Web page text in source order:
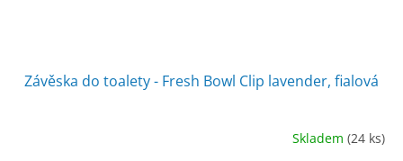
Závěska do toalety - Fresh Bowl Clip lavender, fialová
Skladem (24 ks)